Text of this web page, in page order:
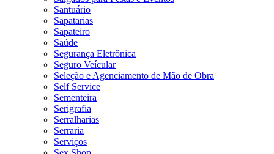
Santuário
Sapatarias
Sapateiro
Saúde
Segurança Eletrônica
Seguro Veícular
Seleção e Agenciamento de Mão de Obra
Self Service
Sementeira
Serigrafia
Serralharias
Serraria
Serviços